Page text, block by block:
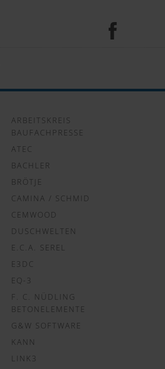
ARBEITSKREIS
BAUFACHPRESSE
ATEC
BACHLER
BRÖTJE
CAMINA / SCHMID
CEMWOOD
DUSCHWELTEN
E.C.A. SEREL
E3DC
EQ-3
F. C. NÜDLING
BETONELEMENTE
G&W SOFTWARE
KANN
LINK3